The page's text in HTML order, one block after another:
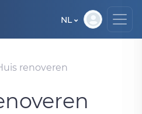
NL
renoveren